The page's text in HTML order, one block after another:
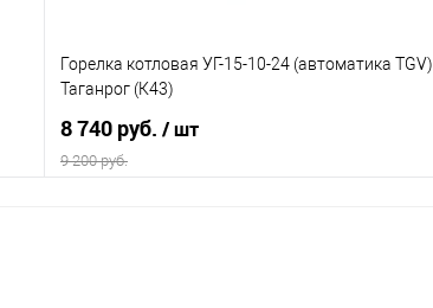
Горелка котловая УГ-15-10-24 (автоматика TGV)
Таганрог (К43)
8 740 руб. / шт
9 200 руб.